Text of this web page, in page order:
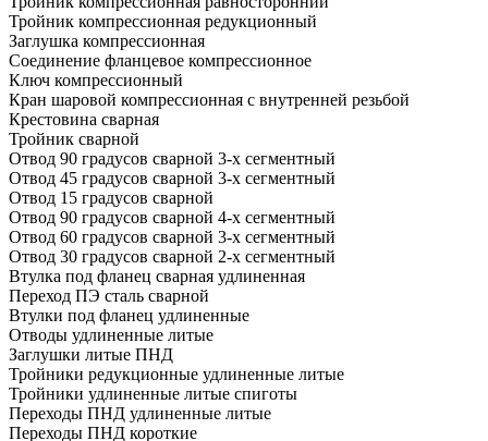
Тройник компрессионная редукционный
Заглушка компрессионная
Соединение фланцевое компрессионное
Ключ компрессионный
Кран шаровой компрессионная с внутренней резьбой
Крестовина сварная
Тройник сварной
Отвод 90 градусов сварной 3-х сегментный
Отвод 45 градусов сварной 3-х сегментный
Отвод 15 градусов сварной
Отвод 90 градусов сварной 4-х сегментный
Отвод 60 градусов сварной 3-х сегментный
Отвод 30 градусов сварной 2-х сегментный
Втулка под фланец сварная удлиненная
Переход ПЭ сталь сварной
Втулки под фланец удлиненные
Отводы удлиненные литые
Заглушки литые ПНД
Тройники редукционные удлиненные литые
Тройники удлиненные литые спиготы
Переходы ПНД удлиненные литые
Переходы ПНД короткие